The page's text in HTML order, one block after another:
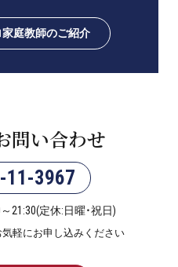
庭教師のご紹介
問い合わせ
11-3967
21:30(定休:日曜・祝日)
軽にお申し込みください